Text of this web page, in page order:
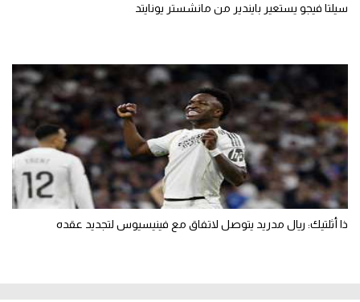
سيلتا فيجو يستعير بايندير من مانشستر يونايتد
ذا أثلتيك: ريال مدريد يتوصل لاتفاق مع فينيسيوس لتجديد عقده